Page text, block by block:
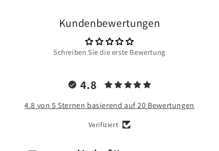
Kundenbewertungen
Schreiben Sie die erste Bewertung
4.8
4.8 von 5 Sternen basierend auf 20 Bewertungen
Verifiziert